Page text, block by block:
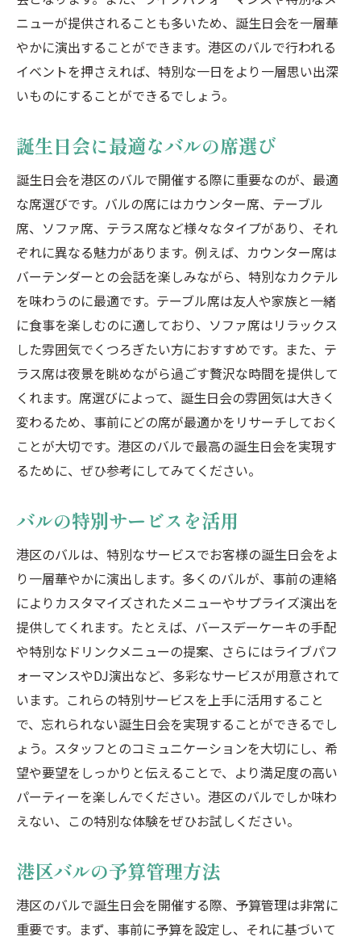
ニューが提供されることも多いため、誕生日会を一層華
やかに演出することができます。港区のバルで行われる
イベントを押さえれば、特別な一日をより一層思い出深
いものにすることができるでしょう。
誕生日会に最適なバルの席選び
誕生日会を港区のバルで開催する際に重要なのが、最適
な席選びです。バルの席にはカウンター席、テーブル
席、ソファ席、テラス席など様々なタイプがあり、それ
ぞれに異なる魅力があります。例えば、カウンター席は
バーテンダーとの会話を楽しみながら、特別なカクテル
を味わうのに最適です。テーブル席は友人や家族と一緒
に食事を楽しむのに適しており、ソファ席はリラックス
した雰囲気でくつろぎたい方におすすめです。また、テ
ラス席は夜景を眺めながら過ごす贅沢な時間を提供して
くれます。席選びによって、誕生日会の雰囲気は大きく
変わるため、事前にどの席が最適かをリサーチしておく
ことが大切です。港区のバルで最高の誕生日会を実現す
るために、ぜひ参考にしてみてください。
バルの特別サービスを活用
港区のバルは、特別なサービスでお客様の誕生日会をよ
り一層華やかに演出します。多くのバルが、事前の連絡
によりカスタマイズされたメニューやサプライズ演出を
提供してくれます。たとえば、バースデーケーキの手配
や特別なドリンクメニューの提案、さらにはライブパフ
ォーマンスやDJ演出など、多彩なサービスが用意されて
います。これらの特別サービスを上手に活用すること
で、忘れられない誕生日会を実現することができるでし
ょう。スタッフとのコミュニケーションを大切にし、希
望や要望をしっかりと伝えることで、より満足度の高い
パーティーを楽しんでください。港区のバルでしか味わ
えない、この特別な体験をぜひお試しください。
港区バルの予算管理方法
港区のバルで誕生日会を開催する際、予算管理は非常に
重要です。まず、事前に予算を設定し、それに基づいて